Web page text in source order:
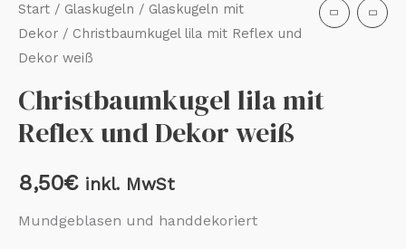
Start / Glaskugeln / Glaskugeln mit
Dekor / Christbaumkugel lila mit Reflex und
Dekor weiß
Christbaumkugel lila mit
Reflex und Dekor weiß
8,50€ inkl. MwSt
Mundgeblasen und handdekoriert